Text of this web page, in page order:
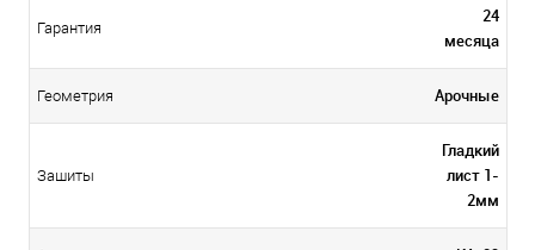
Гарантия
24
месяца
Геометрия Арочные
Зашиты
Гладкий
лист 1-
2мм